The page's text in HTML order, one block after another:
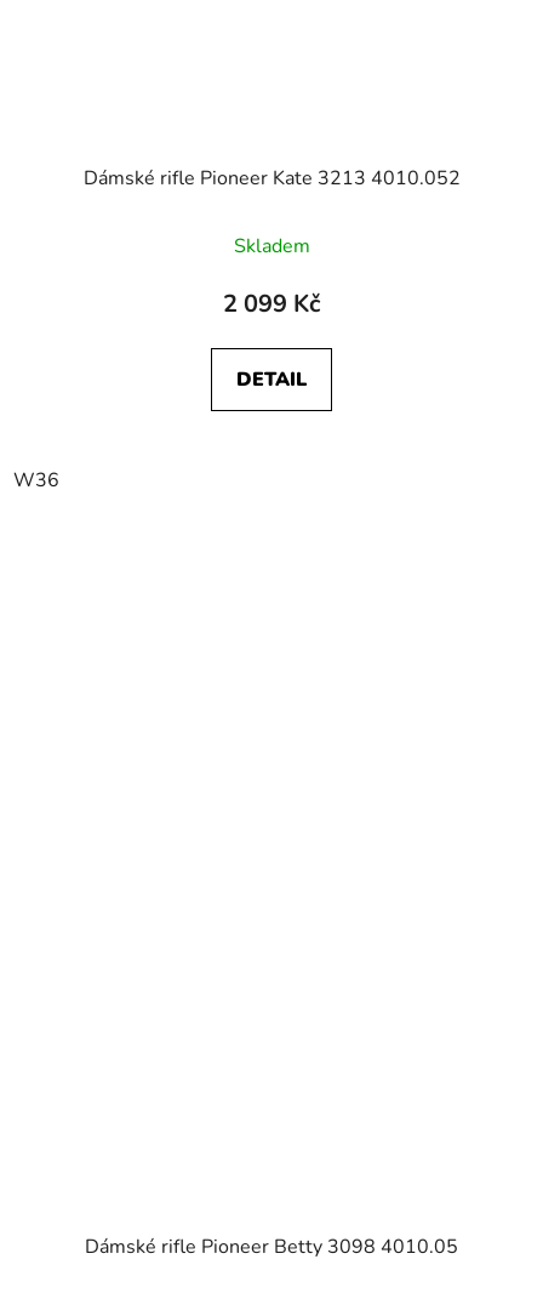
Dámské rifle Pioneer Kate 3213 4010.052
Skladem
2 099 Kč
DETAIL
W36
Dámské rifle Pioneer Betty 3098 4010.05